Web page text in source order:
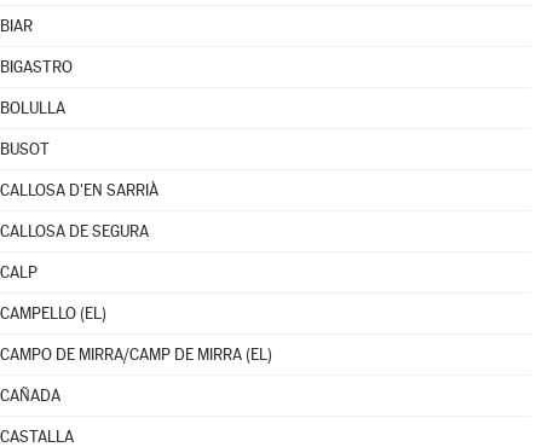
BIAR
BIGASTRO
BOLULLA
BUSOT
CALLOSA D'EN SARRIÀ
CALLOSA DE SEGURA
CALP
CAMPELLO (EL)
CAMPO DE MIRRA/CAMP DE MIRRA (EL)
CAÑADA
CASTALLA